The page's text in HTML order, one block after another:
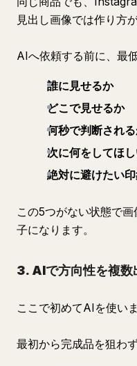
見出し画像では作り方
AIへ依頼する前に、最
誰に見せるか
どこで見せるか
何秒で判断され
次に何をしてほ
絶対に避けたい
この5つがない状態で
子になります。
3. AIで方向性を複数
ここで初めてAIを使いま
最初から完成品を狙わ